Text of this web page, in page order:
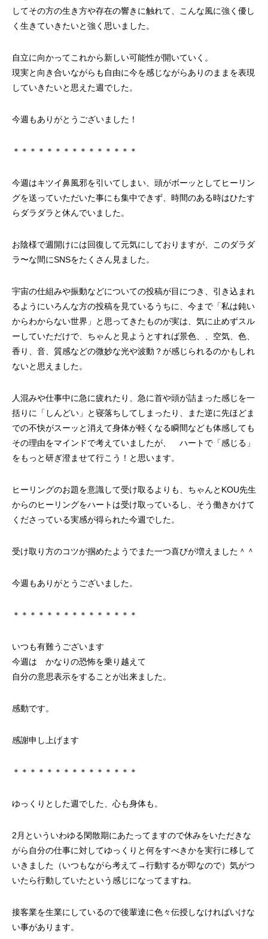
してその方の生き方や存在の響きに触れて、こんな風に強く優し
く生きていきたいと強く思いました。
自立に向かってこれから新しい可能性が開いていく。
現実と向き合いながらも自由に今を感じながらありのままを表現
していきたいと思えた週でした。
今週もありがとうございました！
＊＊＊＊＊＊＊＊＊＊＊＊＊＊＊
今週はキツイ鼻風邪を引いてしまい、頭がボーッとしてヒーリン
グを送っていただいた事にも集中できず、時間のある時はひたす
らダラダラと休んでいました。
お陰様で週開けには回復して元気にしておりますが、このダラダ
ラ〜な間にSNSをたくさん見ました。
宇宙の仕組みや振動などについての投稿が目につき、引き込まれ
るようにいろんな方の投稿を見ているうちに、今まで「私は鈍い
からわからない世界」と思ってきたものが実は、気に止めずスル
ーしていただけで、ちゃんと見ようとすれば景色、、空気、色、
香り、音、質感などの微妙な光や波動？が感じられるのかもしれ
ないと思えました。
人混みや仕事中に急に疲れたり、急に首や頭が詰まった感じを一
括りに「しんどい」と寝落ちしてしまったり、また逆に先ほどま
での不快がスーッと消えて身体が軽くなる瞬間なども体感しても
その理由をマインドで考えていましたが、 ハートで「感じる」
をもっと研ぎ澄ませて行こう！と思います。
ヒーリングのお題を意識して受け取るよりも、ちゃんとKOU先生
からのヒーリングをハートは受け取っているし、そう働きかけて
くださっている実感が得られた今週でした。
受け取り方のコツが掴めたようでまた一つ喜びが増えました＾＾
今週もありがとうございました。
＊＊＊＊＊＊＊＊＊＊＊＊＊＊＊
いつも有難うございます
今週は かなりの恐怖を乗り越えて
自分の意思表示をすることが出来ました。
感動です。
感謝申し上げます
＊＊＊＊＊＊＊＊＊＊＊＊＊＊＊
ゆっくりとした週でした、心も身体も。
2月といういわゆる閑散期にあたってますので休みをいただきな
がら自分の仕事に対してゆっくりと何をすべきかを実行に移して
いきました（いつもながら考えて→行動するが即なので）気がつ
いたら行動していたという感じになってますね。
接客業を生業にしているので後輩達に色々伝授しなければいけな
い事があります。